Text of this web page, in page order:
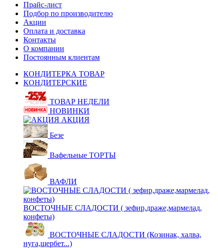
Прайс-лист
Подбор по производителю
Акции
Оплата и доставка
Контакты
О компании
Постоянным клиентам
КОНДИТЕРКА ТОВАР
КОНДИТЕРСКИЕ
ТОВАР НЕДЕЛИ
НОВИНКИ
АКЦИЯ
Безе
Вафельные ТОРТЫ
ВАФЛИ
ВОСТОЧНЫЕ СЛАДОСТИ ( зефир,драже,мармелад,
конфеты)
ВОСТОЧНЫЕ СЛАДОСТИ (Козинак, халва,
нуга,щербет...)